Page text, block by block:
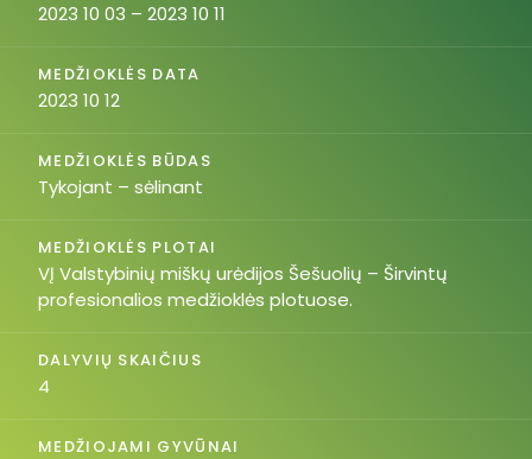
2023 10 03 – 2023 10 11
MEDŽIOKLĖS DATA
2023 10 12
MEDŽIOKLĖS BŪDAS
Tykojant – sėlinant
MEDŽIOKLĖS PLOTAI
VĮ Valstybinių miškų urėdijos Šešuolių – Širvintų
profesionalios medžioklės plotuose.
DALYVIŲ SKAIČIUS
4
MEDŽIOJAMI GYVŪNAI